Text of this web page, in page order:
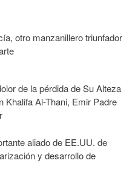
otro manzanillero triunfador
de la pérdida de Su Alteza
Khalifa Al-Thani, Emir Padre
aliado de EE.UU. de
y desarrollo de